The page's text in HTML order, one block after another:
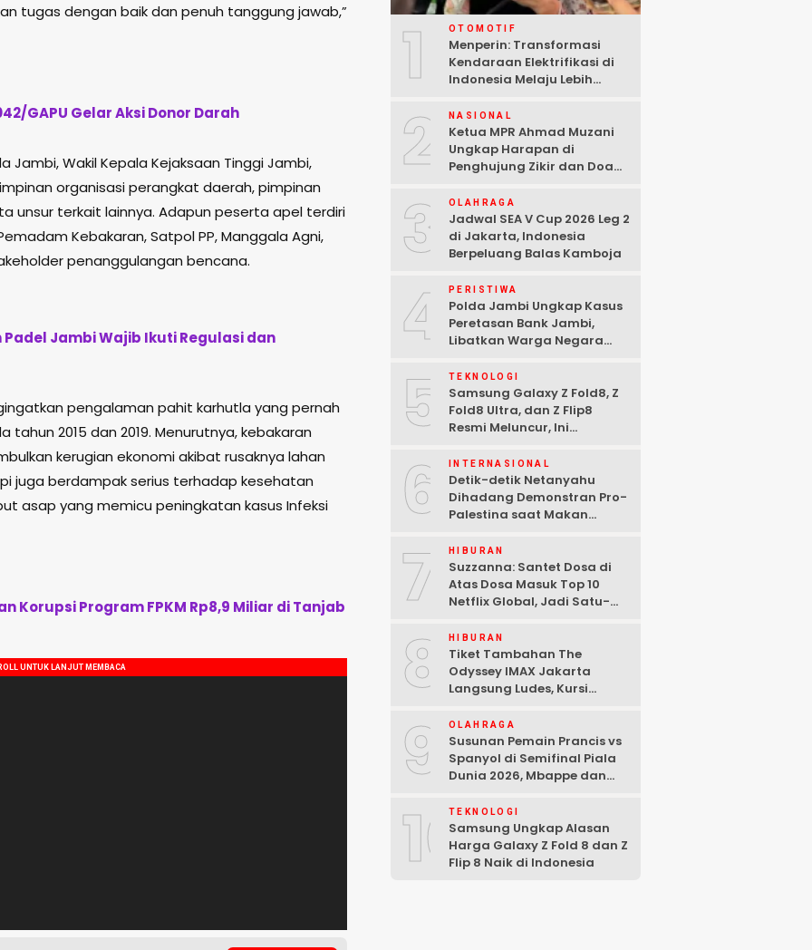
tugas dengan baik dan penuh tanggung jawab,”
GAPU Gelar Aksi Donor Darah
Jambi, Wakil Kepala Kejaksaan Tinggi Jambi,
organisasi perangkat daerah, pimpinan
unsur terkait lainnya. Adapun peserta apel terdiri
Kebakaran, Satpol PP, Manggala Agni,
penanggulangan bencana.
Jambi Wajib Ikuti Regulasi dan
pengalaman pahit karhutla yang pernah
tahun 2015 dan 2019. Menurutnya, kebakaran
kerugian ekonomi akibat rusaknya lahan
juga berdampak serius terhadap kesehatan
asap yang memicu peningkatan kasus Infeksi
Korupsi Program FPKM Rp8,9 Miliar di Tanjab
1 OTOMOTIF
Menperin: Transformasi
Kendaraan Elektrifikasi di
Indonesia Melaju Lebih
2 NASIONAL
Ketua MPR Ahmad Muzani
Ungkap Harapan di
Penghujung Zikir dan Doa
3 OLAHRAGA
Jadwal SEA V Cup 2026 Leg 2
di Jakarta, Indonesia
Berpeluang Balas Kamboja
4 PERISTIWA
Polda Jambi Ungkap Kasus
Peretasan Bank Jambi,
Libatkan Warga Negara
Tersangka Ditangkap
5 TEKNOLOGI
Samsung Galaxy Z Fold8, Z
Fold8 Ultra, dan Z Flip8
Resmi Meluncur, Ini
6 INTERNASIONAL
Detik-detik Netanyahu
Dihadang Demonstran Pro-
Palestina saat Makan
7 HIBURAN
Suzzanna: Santet Dosa di
Atas Dosa Masuk Top 10
Netflix Global, Jadi Satu-
8 HIBURAN
Tiket Tambahan The
Odyssey IMAX Jakarta
Langsung Ludes, Kursi
9 OLAHRAGA
Susunan Pemain Prancis vs
Spanyol di Semifinal Piala
Dunia 2026, Mbappe dan
10TEKNOLOGI
Samsung Ungkap Alasan
Harga Galaxy Z Fold 8 dan Z
Flip 8 Naik di Indonesia